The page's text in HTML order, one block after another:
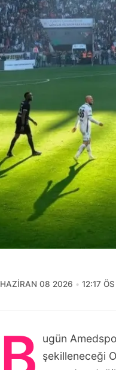
HAZIRAN 08 2026 12:17 ÖS
ugün
şekilleneceği